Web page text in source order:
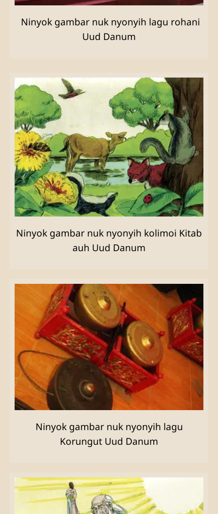
Ninyok gambar nuk nyonyih lagu rohani
Uud Danum
Ninyok gambar nuk nyonyih kolimoi Kitab
auh Uud Danum
Ninyok gambar nuk nyonyih lagu
Korungut Uud Danum